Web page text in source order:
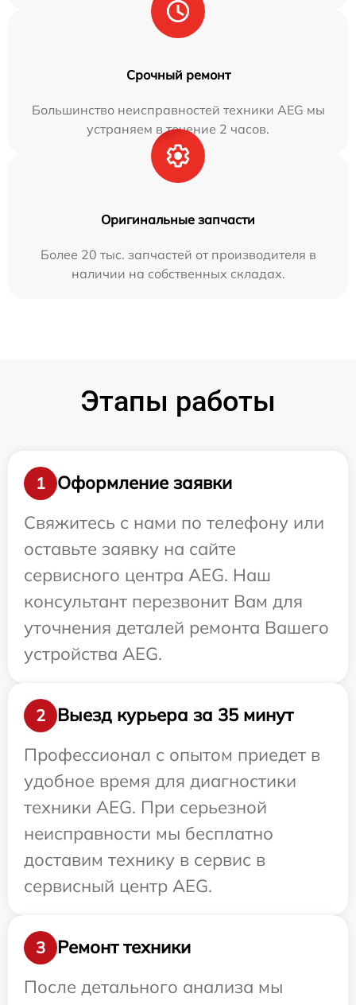
Срочный ремонт
Большинство неисправностей техники AEG мы
устраняем в течение 2 часов.
Оригинальные запчасти
Более 20 тыс. запчастей от производителя в
наличии на собственных складах.
Этапы работы
1
Оформление заявки
Свяжитесь с нами по телефону или
оставьте заявку на сайте
сервисного центра AEG. Наш
консультант перезвонит Вам для
уточнения деталей ремонта Вашего
устройства AEG.
2
Выезд курьера за 35 минут
Профессионал с опытом приедет в
удобное время для диагностики
техники AEG. При серьезной
неисправности мы бесплатно
доставим технику в сервис в
сервисный центр AEG.
3
Ремонт техники
После детального анализа мы